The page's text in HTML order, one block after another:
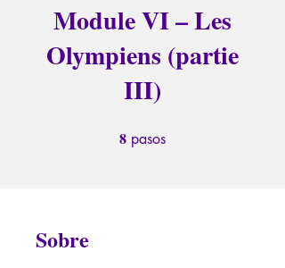
Module VI – Les
Olympiens (partie
III)
8 pasos
Sobre